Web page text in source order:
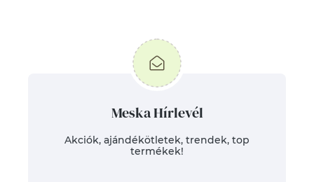
Meska Hírlevél
Akciók, ajándékötletek, trendek, top
termékek!